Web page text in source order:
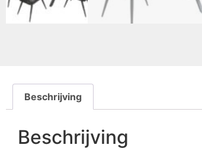
Beschrijving
Beschrijving